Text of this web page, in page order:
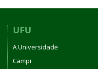
de
UFU
A Universidade
Campi